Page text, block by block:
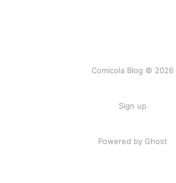
Comicola Blog © 2026
Sign up
Powered by Ghost